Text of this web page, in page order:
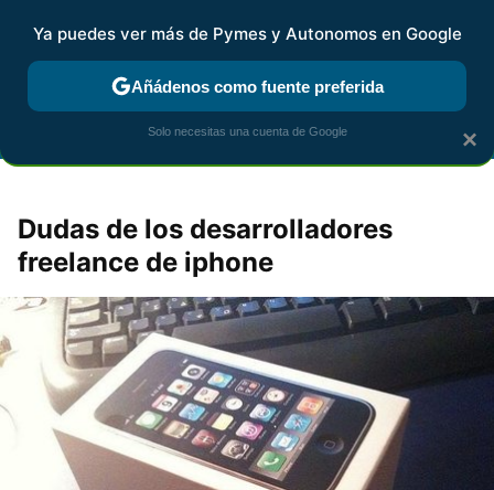
FISCALIDAD Y CONTABILIDAD KIT DIGITAL RENTA
Dudas de los desarrolladores
freelance de iphone
×
Ya puedes ver más de Pymes y Autonomos en Google
Añádenos como fuente preferida
Solo necesitas una cuenta de Google